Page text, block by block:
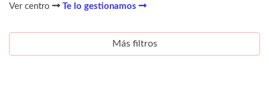
Ver centro Te lo gestionamos
Más filtros